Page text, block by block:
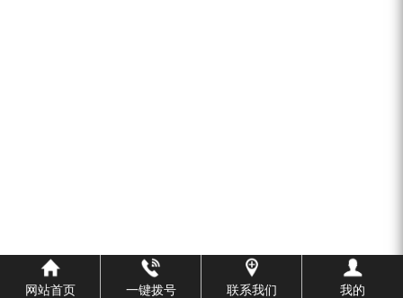
网站首页 一键拨号 联系我们 我的